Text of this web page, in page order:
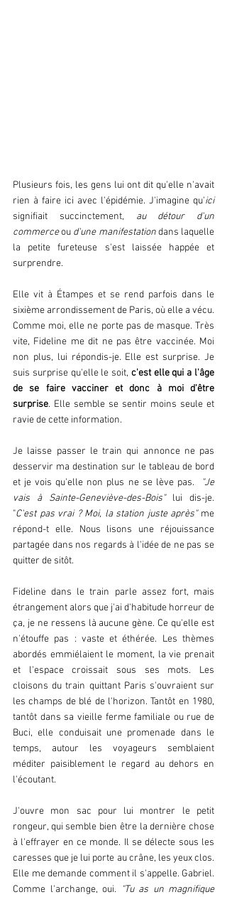
Plusieurs fois, les gens lui ont dit qu'elle n'avait
rien à faire ici avec l'épidémie. J'imagine qu'
ici
signifiait succinctement, au détour d'un
commerce ou d'une manifestation dans laquelle
la petite fureteuse s'est laissée happée et
surprendre.
Elle vit à Étampes et se rend parfois dans le
sixième arrondissement de Paris, où elle a vécu.
Comme moi, elle ne porte pas de masque. Très
vite, Fideline me dit ne pas être vaccinée. Moi
non plus, lui répondis-je. Elle est surprise. Je
suis surprise qu'elle le soit, c'est elle qui a l'âge
de se faire vacciner et donc à moi d'être
surprise. Elle semble se sentir moins seule et
ravie de cette information.
Je laisse passer le train qui annonce ne pas
desservir ma destination sur le tableau de bord
et je vois qu'elle non plus ne se lève pas.
"Je
vais à Sainte-Geneviève-des-Bois" lui dis-je.
"C'est pas vrai ? Moi, la station juste après" me
répond-t elle. Nous lisons une réjouissance
partagée dans nos regards à l'idée de ne pas se
quitter de sitôt.
Fideline dans le train parle assez fort, mais
étrangement alors que j'ai d'habitude horreur de
ça, je ne ressens là aucune gène. Ce qu'elle est
n'étouffe pas : vaste et éthérée. Les thèmes
abordés emmiélaient le moment, la vie prenait
et l'espace croissait sous ses mots. Les
cloisons du train quittant Paris s'ouvraient sur
les champs de blé de l'horizon. Tantôt en 1980,
tantôt dans sa vieille ferme familiale ou rue de
Buci, elle conduisait une promenade dans le
temps, autour les voyageurs semblaient
méditer paisiblement le regard au dehors en
l'écoutant.
J'ouvre mon sac pour lui montrer le petit
rongeur, qui semble bien être la dernière chose
à l'effrayer en ce monde. Il se délecte sous les
caresses que je lui porte au crâne, les yeux clos.
Elle me demande comment il s'appelle. Gabriel.
Comme l'archange, oui.
"Tu as un magnifique